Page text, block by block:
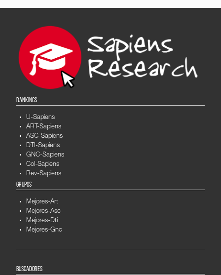
RANKINGS
U-Sapiens
ART-Sapiens
ASC-Sapiens
DTI-Sapiens
GNC-Sapiens
Col-Sapiens
Rev-Sapiens
GRUPOS
Mejores-Art
Mejores-Asc
Mejores-Dti
Mejores-Gnc
BUSCADORES